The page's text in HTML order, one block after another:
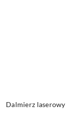
Dalmierz laserowy